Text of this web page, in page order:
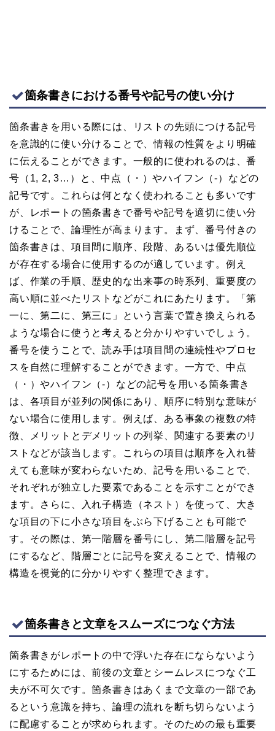
箇条書きにおける番号や記号の使い分け
箇条書きを用いる際には、リストの先頭につける記号
を意識的に使い分けることで、情報の性質をより明確
に伝えることができます。一般的に使われるのは、番
号（1, 2, 3…）と、中点（・）やハイフン（-）などの
記号です。これらは何となく使われることも多いです
が、レポートの箇条書きで番号や記号を適切に使い分
けることで、論理性が高まります。まず、番号付きの
箇条書きは、項目間に順序、段階、あるいは優先順位
が存在する場合に使用するのが適しています。例え
ば、作業の手順、歴史的な出来事の時系列、重要度の
高い順に並べたリストなどがこれにあたります。「第
一に、第二に、第三に」という言葉で置き換えられる
ような場合に使うと考えると分かりやすいでしょう。
番号を使うことで、読み手は項目間の連続性やプロセ
スを自然に理解することができます。一方で、中点
（・）やハイフン（-）などの記号を用いる箇条書き
は、各項目が並列の関係にあり、順序に特別な意味が
ない場合に使用します。例えば、ある事象の複数の特
徴、メリットとデメリットの列挙、関連する要素のリ
ストなどが該当します。これらの項目は順序を入れ替
えても意味が変わらないため、記号を用いることで、
それぞれが独立した要素であることを示すことができ
ます。さらに、入れ子構造（ネスト）を使って、大き
な項目の下に小さな項目をぶら下げることも可能で
す。その際は、第一階層を番号にし、第二階層を記号
にするなど、階層ごとに記号を変えることで、情報の
構造を視覚的に分かりやすく整理できます。
箇条書きと文章をスムーズにつなぐ方法
箇条書きがレポートの中で浮いた存在にならないよう
にするためには、前後の文章とシームレスにつなぐ工
夫が不可欠です。箇条書きはあくまで文章の一部であ
るという意識を持ち、論理の流れを断ち切らないよう
に配慮することが求められます。そのための最も重要